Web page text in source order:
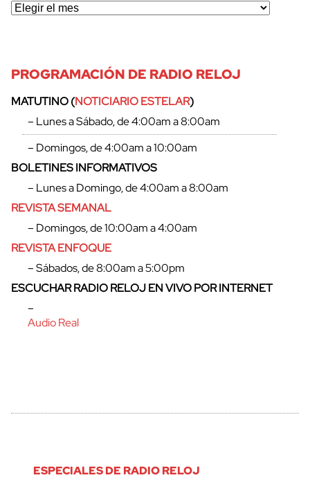
PROGRAMACIÓN DE RADIO RELOJ
MATUTINO (NOTICIARIO ESTELAR)
– Lunes a Sábado, de 4:00am a 8:00am
– Domingos, de 4:00am a 10:00am
BOLETINES INFORMATIVOS
– Lunes a Domingo, de 4:00am a 8:00am
REVISTA SEMANAL
– Domingos, de 10:00am a 4:00am
REVISTA ENFOQUE
– Sábados, de 8:00am a 5:00pm
ESCUCHAR RADIO RELOJ EN VIVO POR INTERNET
–
Audio Real
ESPECIALES DE RADIO RELOJ